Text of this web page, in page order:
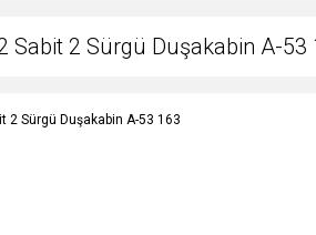
Sabit 2 Sürgü Duşakabin A-53